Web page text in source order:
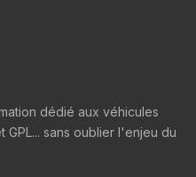
dédié aux véhicules
GPL... sans oublier l'enjeu du